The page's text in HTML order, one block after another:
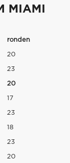
MIAMI
ronden
20
23
20
17
23
18
23
20